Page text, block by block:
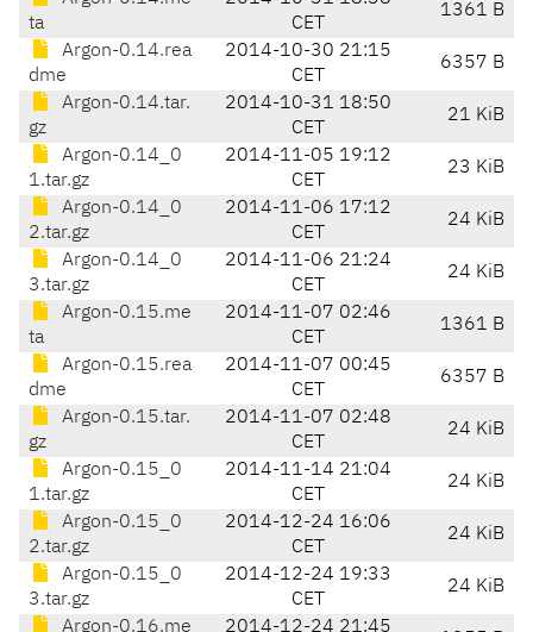
ta
CET
1361 B
Argon-0.14.rea
dme
2014-10-30 21:15
CET
6357 B
Argon-0.14.tar.
gz
2014-10-31 18:50
CET
21 KiB
Argon-0.14_0
1.tar.gz
2014-11-05 19:12
CET
23 KiB
Argon-0.14_0
2.tar.gz
2014-11-06 17:12
CET
24 KiB
Argon-0.14_0
3.tar.gz
2014-11-06 21:24
CET
24 KiB
Argon-0.15.me
ta
2014-11-07 02:46
CET
1361 B
Argon-0.15.rea
dme
2014-11-07 00:45
CET
6357 B
Argon-0.15.tar.
gz
2014-11-07 02:48
CET
24 KiB
Argon-0.15_0
1.tar.gz
2014-11-14 21:04
CET
24 KiB
Argon-0.15_0
2.tar.gz
2014-12-24 16:06
CET
24 KiB
Argon-0.15_0
3.tar.gz
2014-12-24 19:33
CET
24 KiB
Argon-0.16.me
2014-12-24 21:45